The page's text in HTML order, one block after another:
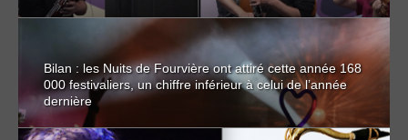
Bilan : les Nuits de Fourvière ont attiré cette année 168
000 festivaliers, un chiffre inférieur à celui de l’année
dernière